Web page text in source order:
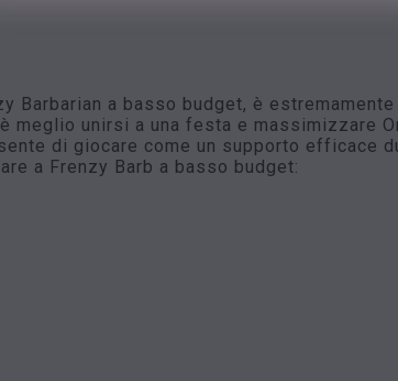
Barbarian a basso budget, è
meglio unirsi a una festa e massimizzare
di giocare come un supporto efficace
a Frenzy Barb a basso budget: